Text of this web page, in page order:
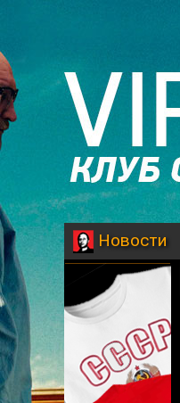
Новости